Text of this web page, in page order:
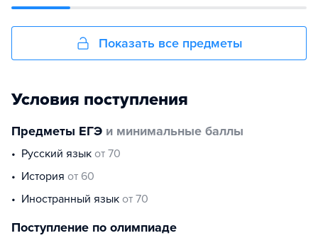
Показать все предметы
Условия поступления
Предметы ЕГЭ и минимальные баллы
русский язык от 70
история от 60
иностранный язык от 70
Поступление по олимпиаде